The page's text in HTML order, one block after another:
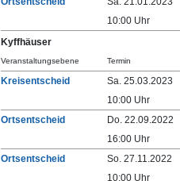
10:00 Uhr
Kyffhäuser
Veranstaltungsebene Termin
Kreisentscheid
Sa. 25.03.2023
10:00 Uhr
Ortsentscheid
Do. 22.09.2022
16:00 Uhr
Ortsentscheid
So. 27.11.2022
10:00 Uhr